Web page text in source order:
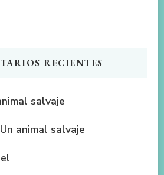
RECIENTES
salvaje
Un animal salvaje